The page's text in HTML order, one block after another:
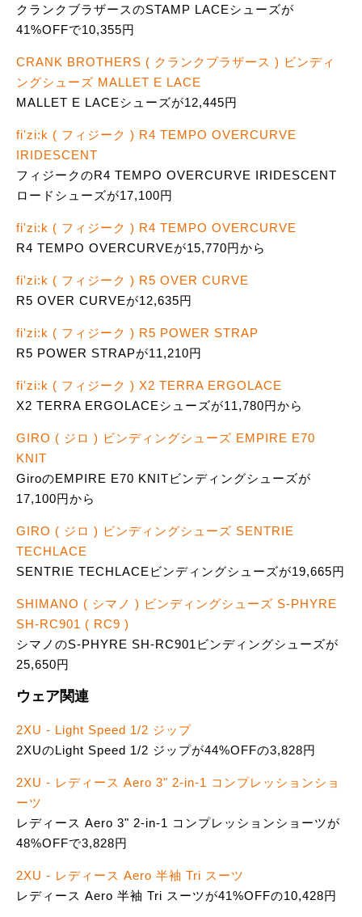
クランクブラザースのSTAMP LACEシューズが
41%OFFで10,355円
CRANK BROTHERS ( クランクブラザース ) ビンディ
ングシューズ MALLET E LACE
MALLET E LACEシューズが12,445円
fi'zi:k ( フィジーク ) R4 TEMPO OVERCURVE
IRIDESCENT
フィジークのR4 TEMPO OVERCURVE IRIDESCENT
ロードシューズが17,100円
fi'zi:k ( フィジーク ) R4 TEMPO OVERCURVE
R4 TEMPO OVERCURVEが15,770円から
fi'zi:k ( フィジーク ) R5 OVER CURVE
R5 OVER CURVEが12,635円
fi'zi:k ( フィジーク ) R5 POWER STRAP
R5 POWER STRAPが11,210円
fi'zi:k ( フィジーク ) X2 TERRA ERGOLACE
X2 TERRA ERGOLACEシューズが11,780円から
GIRO ( ジロ ) ビンディングシューズ EMPIRE E70
KNIT
GiroのEMPIRE E70 KNITビンディングシューズが
17,100円から
GIRO ( ジロ ) ビンディングシューズ SENTRIE
TECHLACE
SENTRIE TECHLACEビンディングシューズが19,665円
SHIMANO ( シマノ ) ビンディングシューズ S-PHYRE
SH-RC901 ( RC9 )
シマノのS-PHYRE SH-RC901ビンディングシューズが
25,650円
ウェア関連
2XU - Light Speed 1/2 ジップ
2XUのLight Speed 1/2 ジップが44%OFFの3,828円
2XU - レディース Aero 3" 2-in-1 コンプレッションショ
ーツ
レディース Aero 3" 2-in-1 コンプレッションショーツが
48%OFFで3,828円
2XU - レディース Aero 半袖 Tri スーツ
レディース Aero 半袖 Tri スーツが41%OFFの10,428円